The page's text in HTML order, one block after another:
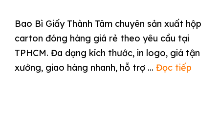
Bao Bì Giấy Thành Tâm chuyên sản xuất hộp
carton đóng hàng giá rẻ theo yêu cầu tại
TPHCM. Đa dạng kích thước, in logo, giá tận
xưởng, giao hàng nhanh, hỗ trợ … Đọc tiếp